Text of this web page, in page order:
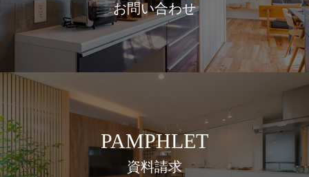
お問い合わせ
PAMPHLET
資料請求